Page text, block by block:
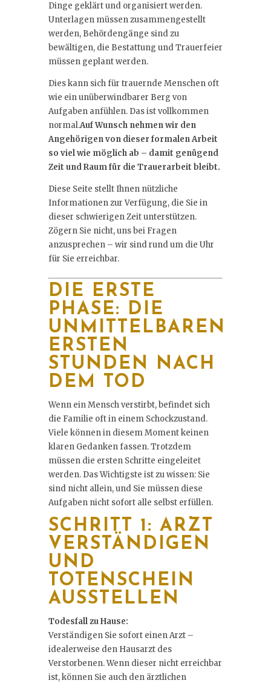
Dinge geklärt und organisiert werden.
Unterlagen müssen zusammengestellt
werden, Behördengänge sind zu
bewältigen, die Bestattung und Trauerfeier
müssen geplant werden.
Dies kann sich für trauernde Menschen oft
wie ein unüberwindbarer Berg von
Aufgaben anfühlen. Das ist vollkommen
normal.Auf Wunsch nehmen wir den
Angehörigen von dieser formalen Arbeit
so viel wie möglich ab – damit genügend
Zeit und Raum für die Trauerarbeit bleibt.
Diese Seite stellt Ihnen nützliche
Informationen zur Verfügung, die Sie in
dieser schwierigen Zeit unterstützen.
Zögern Sie nicht, uns bei Fragen
anzusprechen – wir sind rund um die Uhr
für Sie erreichbar.
DIE ERSTE
PHASE: DIE
UNMITTELBAREN
ERSTEN
STUNDEN NACH
DEM TOD
Wenn ein Mensch verstirbt, befindet sich
die Familie oft in einem Schockzustand.
Viele können in diesem Moment keinen
klaren Gedanken fassen. Trotzdem
müssen die ersten Schritte eingeleitet
werden. Das Wichtigste ist zu wissen: Sie
sind nicht allein, und Sie müssen diese
Aufgaben nicht sofort alle selbst erfüllen.
SCHRITT 1: ARZT
VERSTÄNDIGEN
UND
TOTENSCHEIN
AUSSTELLEN
Todesfall zu Hause:
Verständigen Sie sofort einen Arzt –
idealerweise den Hausarzt des
Verstorbenen. Wenn dieser nicht erreichbar
ist, können Sie auch den ärztlichen